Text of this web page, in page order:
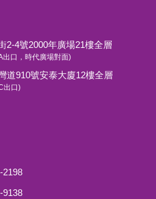
2-4號2000年廣場21樓全層
出口，時代廣場對面)
道910號安泰大廈12樓全層
出口)
2198
9138